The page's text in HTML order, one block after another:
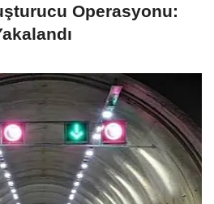
Operasyonu: